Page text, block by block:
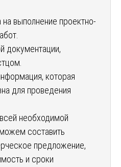
выполнение проектно-
документации,
которая
для проведения
необходимой
составить
предложение,
и сроки